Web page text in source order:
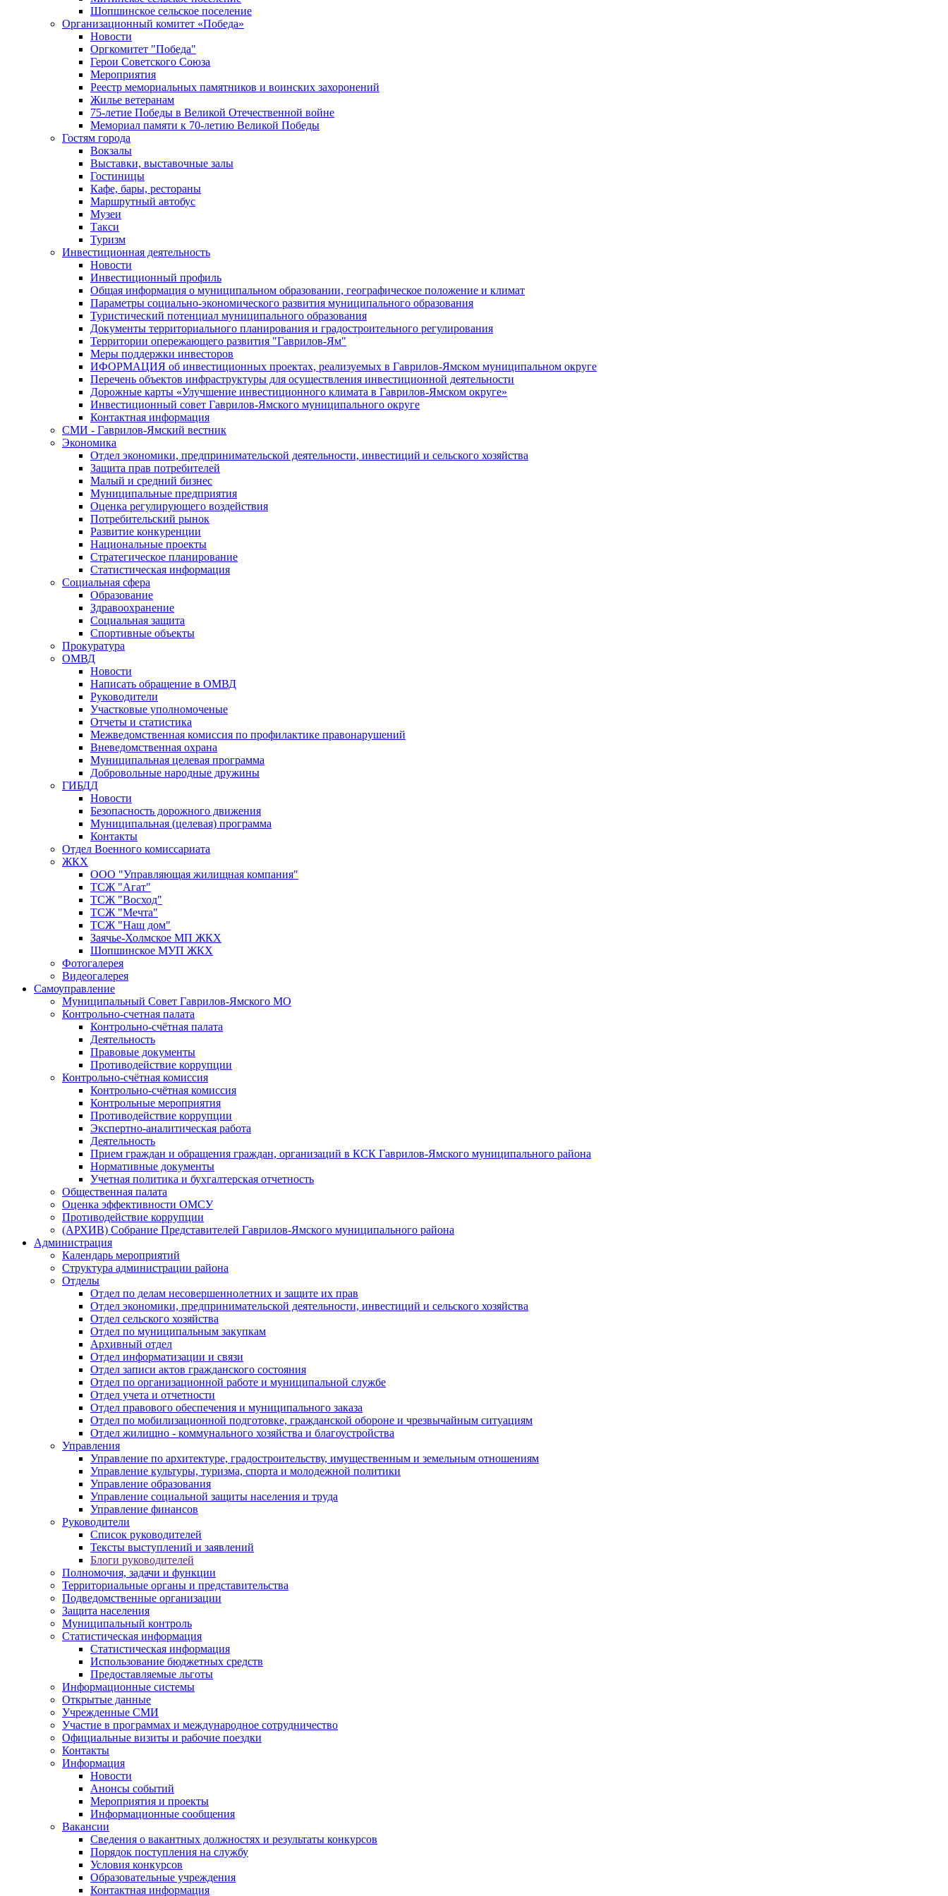
Шопшинское сельское поселение
Организационный комитет «Победа»
Новости
Оргкомитет "Победа"
Герои Советского Союза
Мероприятия
Реестр мемориальных памятников и воинских захоронений
Жилье ветеранам
75-летие Победы в Великой Отечественной войне
Мемориал памяти к 70-летию Великой Победы
Гостям города
Вокзалы
Выставки, выставочные залы
Гостиницы
Кафе, бары, рестораны
Маршрутный автобус
Музеи
Такси
Туризм
Инвестиционная деятельность
Новости
Инвестиционный профиль
Общая информация о муниципальном образовании, географическое положение и климат
Параметры социально-экономического развития муниципального образования
Туристический потенциал муниципального образования
Документы территориального планирования и градостроительного регулирования
Территории опережающего развития "Гаврилов-Ям"
Меры поддержки инвесторов
ИФОРМАЦИЯ об инвестиционных проектах, реализуемых в Гаврилов-Ямском муниципальном округе
Перечень объектов инфраструктуры для осуществления инвестиционной деятельности
Дорожные карты «Улучшение инвестиционного климата в Гаврилов-Ямском округе»
Инвестиционный совет Гаврилов-Ямского муниципального округе
Контактная информация
СМИ - Гаврилов-Ямский вестник
Экономика
Отдел экономики, предпринимательской деятельности, инвестиций и сельского хозяйства
Защита прав потребителей
Малый и средний бизнес
Муниципальные предприятия
Оценка регулирующего воздействия
Потребительский рынок
Развитие конкуренции
Национальные проекты
Стратегическое планирование
Статистическая информация
Социальная сфера
Образование
Здравоохранение
Социальная защита
Спортивные объекты
Прокуратура
ОМВД
Новости
Написать обращение в ОМВД
Руководители
Участковые уполномоченые
Отчеты и статистика
Межведомственная комиссия по профилактике правонарушений
Вневедомственная охрана
Муниципальная целевая программа
Добровольные народные дружины
ГИБДД
Новости
Безопасность дорожного движения
Муниципальная (целевая) программа
Контакты
Отдел Военного комиссариата
ЖКХ
ООО "Управляющая жилищная компания"
ТСЖ "Агат"
ТСЖ "Восход"
ТСЖ "Мечта"
ТСЖ "Наш дом"
Заячье-Холмское МП ЖКХ
Шопшинское МУП ЖКХ
Фотогалерея
Видеогалерея
Самоуправление
Муниципальный Совет Гаврилов-Ямского МО
Контрольно-счетная палата
Контрольно-счётная палата
Деятельность
Правовые документы
Противодействие коррупции
Контрольно-счётная комиссия
Контрольно-счётная комиссия
Контрольные мероприятия
Противодействие коррупции
Экспертно-аналитическая работа
Деятельность
Прием граждан и обращения граждан, организаций в КСК Гаврилов-Ямского муниципального района
Нормативные документы
Учетная политика и бухгалтерская отчетность
Общественная палата
Оценка эффективности ОМСУ
Противодействие коррупции
(АРХИВ) Собрание Представителей Гаврилов-Ямского муниципального района
Администрация
Календарь мероприятий
Структура администрации района
Отделы
Отдел по делам несовершеннолетних и защите их прав
Отдел экономики, предпринимательской деятельности, инвестиций и сельского хозяйства
Отдел сельского хозяйства
Отдел по муниципальным закупкам
Архивный отдел
Отдел информатизации и связи
Отдел записи актов гражданского состояния
Отдел по организационной работе и муниципальной службе
Отдел учета и отчетности
Отдел правового обеспечения и муниципального заказа
Отдел по мобилизационной подготовке, гражданской обороне и чрезвычайным ситуациям
Отдел жилищно - коммунального хозяйства и благоустройства
Управления
Управление по архитектуре, градостроительству, имущественным и земельным отношениям
Управление культуры, туризма, спорта и молодежной политики
Управление образования
Управление социальной защиты населения и труда
Управление финансов
Руководители
Список руководителей
Тексты выступлений и заявлений
Блоги руководителей
Полномочия, задачи и функции
Территориальные органы и представительства
Подведомственные организации
Защита населения
Муниципальный контроль
Статистическая информация
Статистическая информация
Использование бюджетных средств
Предоставляемые льготы
Информационные системы
Открытые данные
Учрежденные СМИ
Участие в программах и международное сотрудничество
Официальные визиты и рабочие поездки
Контакты
Информация
Новости
Анонсы событий
Мероприятия и проекты
Информационные сообщения
Вакансии
Сведения о вакантных должностях и результаты конкурсов
Порядок поступления на службу
Условия конкурсов
Образовательные учреждения
Контактная информация